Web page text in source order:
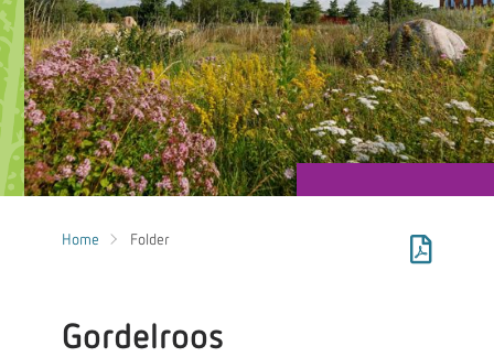
Home Folder
Gordelroos